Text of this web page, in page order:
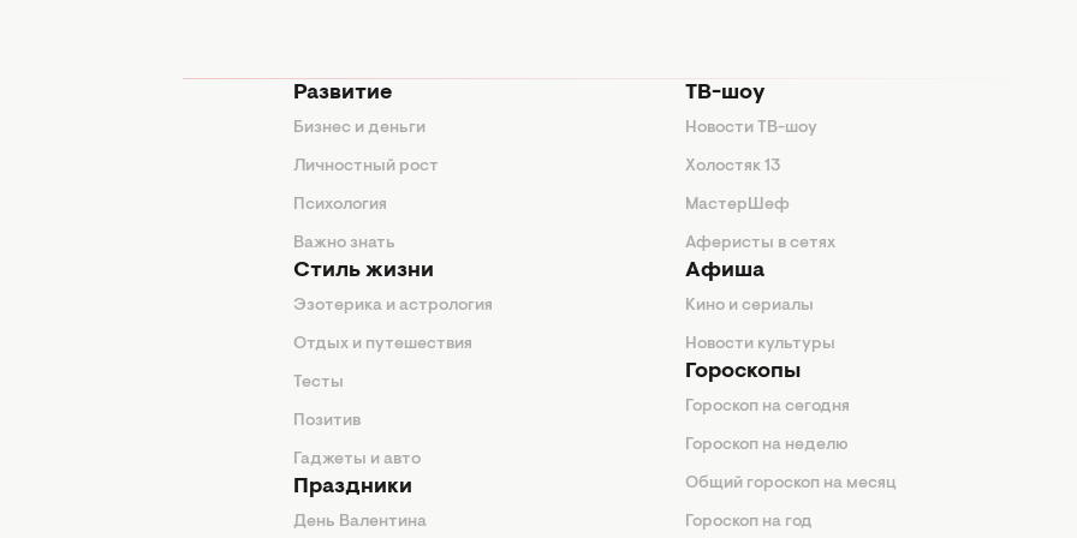
Развитие
Бизнес и деньги
Личностный рост
Психология
Важно знать
Стиль жизни
Эзотерика и астрология
Отдых и путешествия
Тесты
Позитив
Гаджеты и авто
Праздники
День Валентина
ТВ-шоу
Новости ТВ-шоу
Холостяк 13
МастерШеф
Аферисты в сетях
Афиша
Кино и сериалы
Новости культуры
Гороскопы
Гороскоп на сегодня
Гороскоп на неделю
Общий гороскоп на месяц
Гороскоп на год